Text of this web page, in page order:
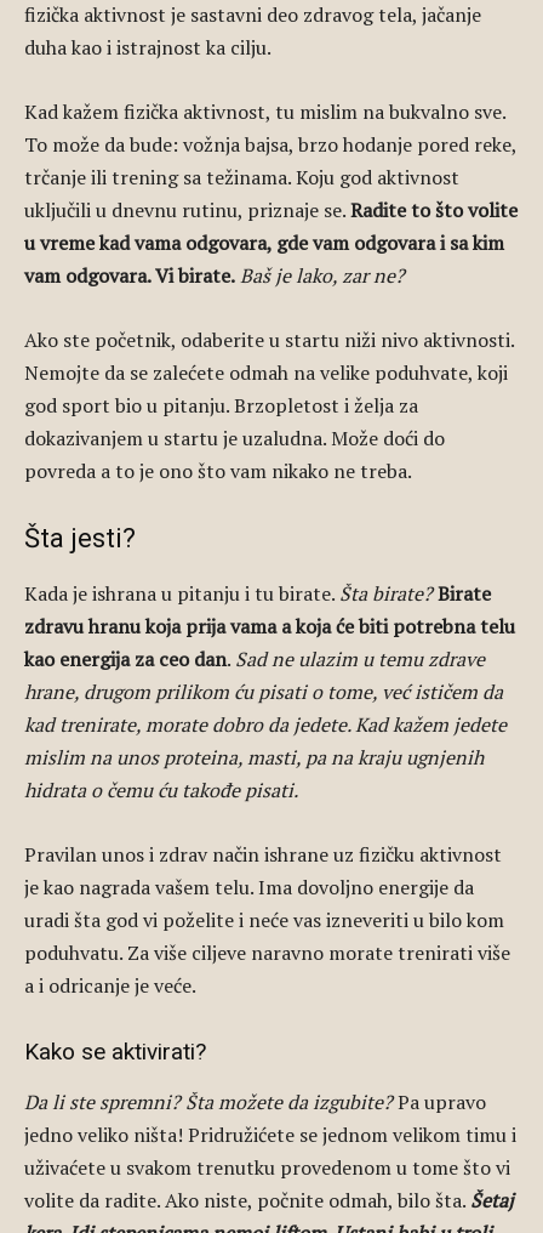
fizička aktivnost je sastavni deo zdravog tela, jačanje
duha kao i istrajnost ka cilju.
Kad kažem fizička aktivnost, tu mislim na bukvalno sve.
To može da bude: vožnja bajsa, brzo hodanje pored reke,
trčanje ili trening sa težinama. Koju god aktivnost
uključili u dnevnu rutinu, priznaje se.Radite to što volite
u vreme kad vama odgovara, gde vam odgovara i sa kim
vam odgovara. Vi birate.Baš je lako, zar ne?
Ako ste početnik, odaberite u startu niži nivo aktivnosti.
Nemojte da se zalećete odmah na velike poduhvate, koji
god sport bio u pitanju. Brzopletost i želja za
dokazivanjem u startu je uzaludna. Može doći do
povreda a to je ono što vam nikako ne treba.
Šta jesti?
Kada je ishrana u pitanju i tu birate. Šta birate?Birate
zdravu hranu koja prija vama a koja će biti potrebna telu
kao energija za ceo dan. Sad ne ulazim u temu zdrave
hrane, drugom prilikom ću pisati o tome, već ističem da
kad trenirate, morate dobro da jedete. Kad kažem jedete
mislim na unos proteina, masti, pa na kraju ugnjenih
hidrata o čemu ću takođe pisati.
Pravilan unos i zdrav način ishrane uz fizičku aktivnost
je kao nagrada vašem telu. Ima dovoljno energije da
uradi šta god vi poželite i neće vas izneveriti u bilo kom
poduhvatu. Za više ciljeve naravno morate trenirati više
a i odricanje je veće.
Kako se aktivirati?
Da li ste spremni? Šta možete da izgubite?Pa upravo
jedno veliko ništa! Pridružićete se jednom velikom timu i
uživaćete u svakom trenutku provedenom u tome što vi
volite da radite. Ako niste, počnite odmah, bilo šta. Šetaj